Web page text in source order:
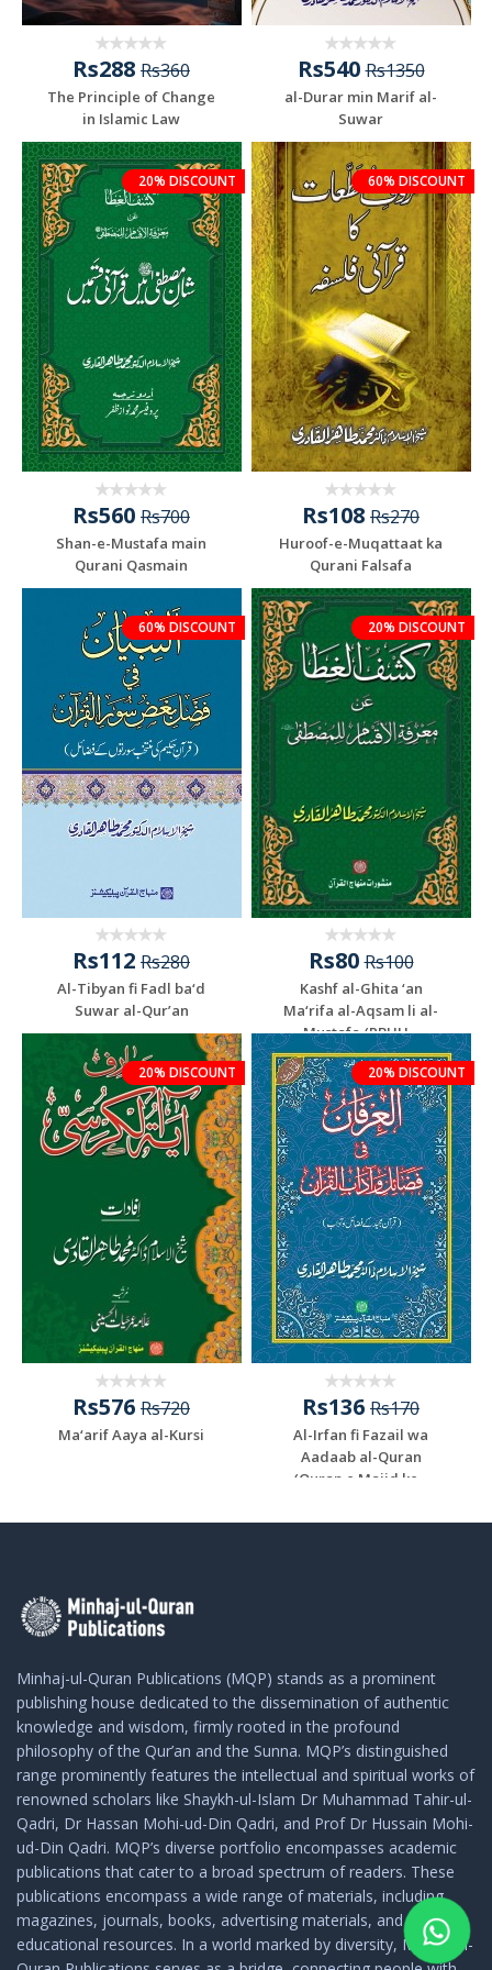
Rs288 Rs360
The Principle of Change
in Islamic Law
Rs540Rs1350
al-Durar min Marif al-
Suwar
20% DISCOUNT
Rs560 Rs700
Shan-e-Mustafa main
Qurani Qasmain
60% DISCOUNT
Rs108 Rs270
Huroof-e-Muqattaat ka
Qurani Falsafa
60% DISCOUNT
Rs112 Rs280
Al-Tibyan fi Fadl ba‘d
Suwar al-Qur’an
20% DISCOUNT
Rs80Rs100
Kashf al-Ghita ‘an
Ma‘rifa al-Aqsam li al-
Mustafa (PBUH...
20% DISCOUNT
Rs576 Rs720
Ma‘arif Aaya al-Kursi
20% DISCOUNT
Rs136 Rs170
Al-Irfan fi Fazail wa
Aadaab al-Quran
(Quran e Majid ke...
Minhaj-ul-Quran Publications (MQP) stands as a prominent
publishing house dedicated to the dissemination of authentic
knowledge and wisdom, firmly rooted in the profound
philosophy of the Qur’an and the Sunna. MQP’s distinguished
range prominently features the intellectual and spiritual works of
renowned scholars like Shaykh-ul-Islam Dr Muhammad Tahir-ul-
Qadri, Dr Hassan Mohi-ud-Din Qadri, and Prof Dr Hussain Mohi-
ud-Din Qadri. MQP’s diverse portfolio encompasses academic
publications that cater to a broad spectrum of readers. These
publications encompass a wide range of materials, including
magazines, journals, books, advertising materials, and
educational resources. In a world marked by diversity, Minhaj-ul-